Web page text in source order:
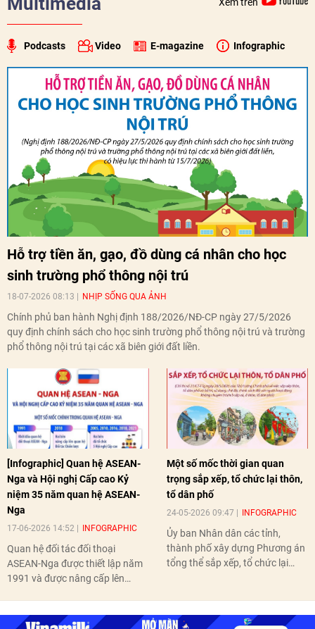
Xem trên
Podcasts Video E-magazine Infographic
Hỗ trợ tiền ăn, gạo, đồ dùng cá nhân cho học
sinh trường phổ thông nội trú
18-07-2026 08:13 NHỊP SỐNG QUA ẢNH
Chính phủ ban hành Nghị định 188/2026/NĐ-CP ngày 27/5/2026
quy định chính sách cho học sinh trường phổ thông nội trú và trường
phổ thông nội trú tại các xã biên giới đất liền.
[Infographic] Quan hệ ASEAN-
Nga và Hội nghị Cấp cao Kỷ
niệm 35 năm quan hệ ASEAN-
Nga
17-06-2026 14:52 INFOGRAPHIC
Quan hệ đối tác đối thoại
ASEAN-Nga được thiết lập năm
1991 và được nâng cấp lên
nghị Cấp cao vào các năm 2005,
Một số mốc thời gian quan
trọng sắp xếp, tổ chức lại thôn,
tổ dân phố
24-05-2026 09:47 INFOGRAPHIC
Ủy ban Nhân dân các tỉnh,
thành phố xây dựng Phương án
tổng thể sắp xếp, tổ chức lại